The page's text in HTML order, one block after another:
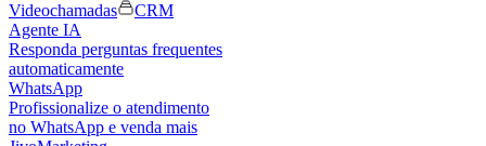
Videochamadas
CRM
Agente IA
Responda perguntas frequentes
automaticamente
WhatsApp
Profissionalize o atendimento
no WhatsApp e venda mais